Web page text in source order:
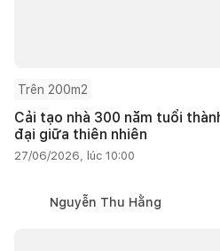
Trên 200m2
Cải tạo nhà 300 năm tuổi
đại giữa thiên nhiên
27/06/2026, lúc 10:00
Nguyễn Thu Hằng